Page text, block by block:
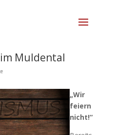
Muldental
„Wir
feiern
nicht!“